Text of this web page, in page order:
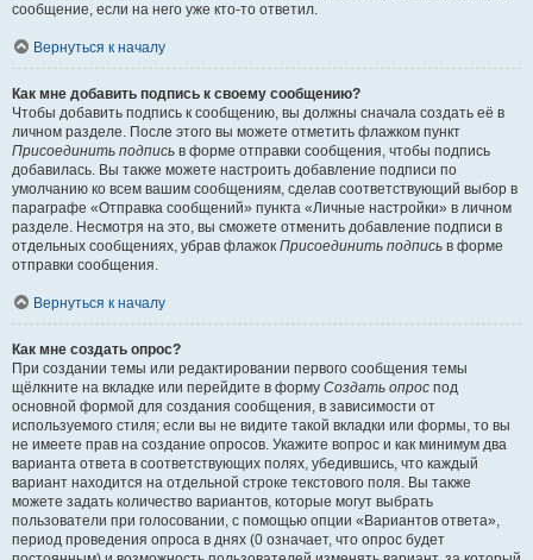
сообщение, если на него уже кто-то ответил.
Вернуться к началу
Как мне добавить подпись к своему сообщению?
Чтобы добавить подпись к сообщению, вы должны сначала создать её в
личном разделе. После этого вы можете отметить флажком пункт
Присоединить подпись в форме отправки сообщения, чтобы подпись
добавилась. Вы также можете настроить добавление подписи по
умолчанию ко всем вашим сообщениям, сделав соответствующий выбор в
параграфе «Отправка сообщений» пункта «Личные настройки» в личном
разделе. Несмотря на это, вы сможете отменить добавление подписи в
отдельных сообщениях, убрав флажок Присоединить подпись в форме
отправки сообщения.
Вернуться к началу
Как мне создать опрос?
При создании темы или редактировании первого сообщения темы
щёлкните на вкладке или перейдите в форму Создать опрос под
основной формой для создания сообщения, в зависимости от
используемого стиля; если вы не видите такой вкладки или формы, то вы
не имеете прав на создание опросов. Укажите вопрос и как минимум два
варианта ответа в соответствующих полях, убедившись, что каждый
вариант находится на отдельной строке текстового поля. Вы также
можете задать количество вариантов, которые могут выбрать
пользователи при голосовании, с помощью опции «Вариантов ответа»,
период проведения опроса в днях (0 означает, что опрос будет